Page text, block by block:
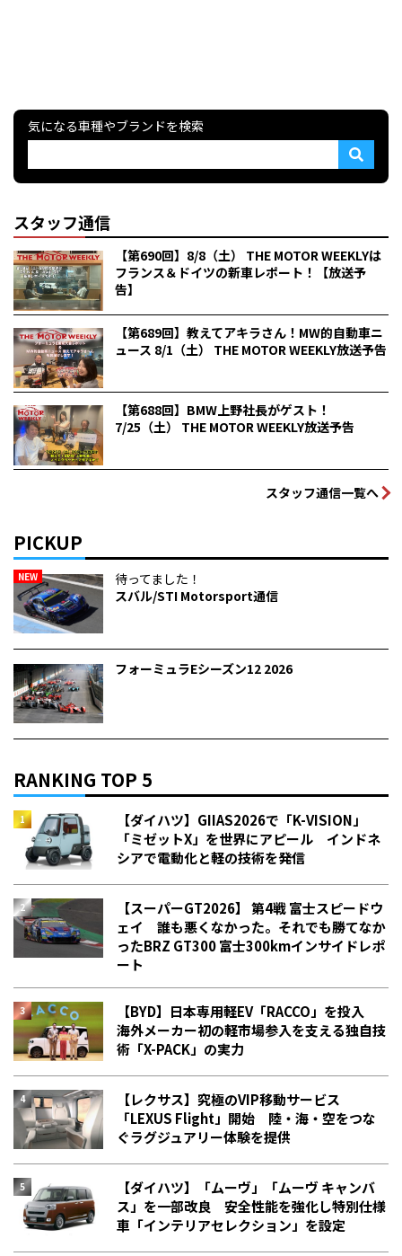
気になる車種やブランドを検索
スタッフ通信
【第690回】8/8（土） THE MOTOR WEEKLYは
フランス＆ドイツの新車レポート！【放送予
告】
【第689回】教えてアキラさん！MW的自動車ニ
ュース 8/1（土） THE MOTOR WEEKLY放送予告
【第688回】BMW上野社長がゲスト！
7/25（土） THE MOTOR WEEKLY放送予告
スタッフ通信一覧へ
PICKUP
NEW
待ってました！
スバル/STI Motorsport通信
フォーミュラEシーズン12 2026
RANKING TOP 5
【ダイハツ】GIIAS2026で「K-VISION」
「ミゼットX」を世界にアピール インドネ
シアで電動化と軽の技術を発信
【スーパーGT2026】 第4戦 富士スピードウ
ェイ 誰も悪くなかった。それでも勝てなか
った――BRZ GT300 富士300kmインサイドレポ
ート
【BYD】日本専用軽EV「RACCO」を投入
海外メーカー初の軽市場参入を支える独自技
術「X-PACK」の実力
【レクサス】究極のVIP移動サービス
「LEXUS Flight」開始 陸・海・空をつな
ぐラグジュアリー体験を提供
【ダイハツ】「ムーヴ」「ムーヴ キャンバ
ス」を一部改良 安全性能を強化し特別仕様
車「インテリアセレクション」を設定